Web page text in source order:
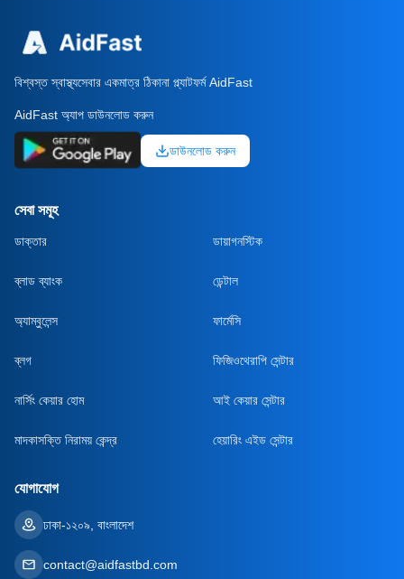
বিশ্বস্ত স্বাস্থ্যসেবার একমাত্র ঠিকানা প্ল্যাটফর্ম AidFast
AidFast অ্যাপ ডাউনলোড করুন
ডাউনলোড করুন
সেবা সমূহ
ডাক্তার ডায়াগনস্টিক
ব্লাড ব্যাংক ডেন্টাল
অ্যাম্বুলেন্স ফার্মেসি
ব্লগ ফিজিওথেরাপি সেন্টার
নার্সিং কেয়ার হোম আই কেয়ার সেন্টার
মাদকাসক্তি নিরাময় কেন্দ্র হেয়ারিং এইড সেন্টার
যোগাযোগ
ঢাকা-১২০৯, বাংলাদেশ
contact@aidfastbd.com